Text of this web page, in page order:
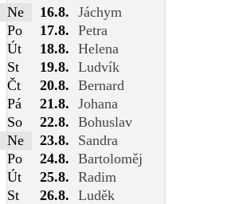
Ne
16.8. Jáchym
Po
17.8. Petra
Út
18.8. Helena
St
19.8. Ludvík
Čt
20.8. Bernard
Pá
21.8. Johana
So
22.8. Bohuslav
Ne
23.8.
Sandra
Po
24.8. Bartoloměj
Út
25.8. Radim
St
26.8. Luděk